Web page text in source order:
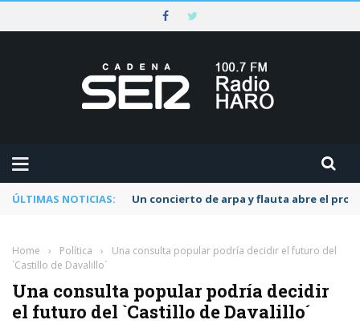
ÚLTIMAS NOTICIAS: Un concierto de arpa y flauta abre el
Home › Política ›
Una consulta popular podría decidir el futuro del
`Castillo de Davalillo´
Una consulta popular podría decidir
el futuro del `Castillo de Davalillo´